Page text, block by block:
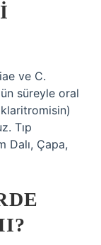
ve C.
süreyle oral
Tıp
Dalı, Çapa,